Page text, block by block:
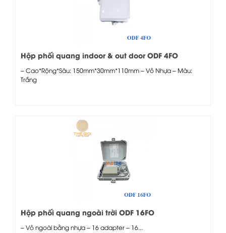
Hộp phối quang indoor & out door ODF 4FO
– Cao*Rộng*Sâu: 150mm*30mm*110mm – Vỏ Nhựa – Màu:
Trắng
Hộp phối quang ngoài trời ODF 16FO
– Vỏ ngoài bằng nhựa – 16 adapter – 16...